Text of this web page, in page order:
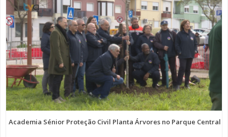
Academia Sénior Proteção Civil Planta Árvores no Parque Central